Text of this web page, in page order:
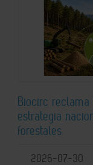
Biocirc
estrategia
forestales
2026-07-30